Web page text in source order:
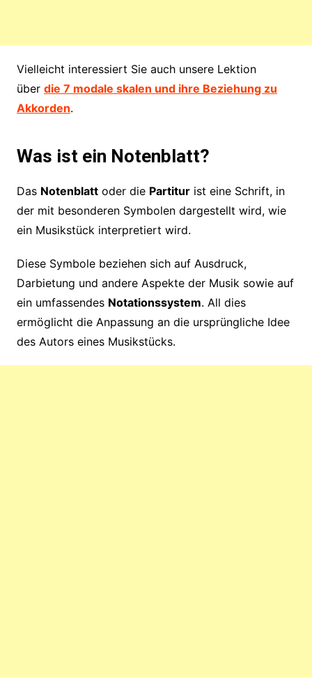
Vielleicht interessiert Sie auch unsere Lektion
über die 7 modale skalen und ihre Beziehung zu
Akkorden.
Was ist ein Notenblatt?
Das Notenblattoder die Partiturist eine Schrift, in
der mit besonderen Symbolen dargestellt wird, wie
ein Musikstück interpretiert wird.
Diese Symbole beziehen sich auf Ausdruck,
Darbietung und andere Aspekte der Musik sowie auf
ein umfassendes Notationssystem. All dies
ermöglicht die Anpassung an die ursprüngliche Idee
des Autors eines Musikstücks.